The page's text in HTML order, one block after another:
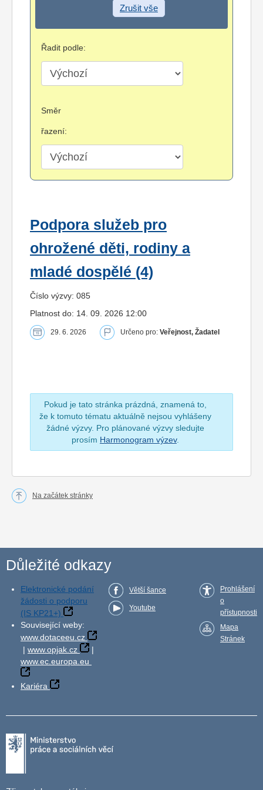
Zrušit vše
Řadit podle:
Směr
řazení:
Podpora služeb pro
ohrožené děti, rodiny a
mladé dospělé (4)
Číslo výzvy: 085
Platnost do: 14. 09. 2026 12:00
29. 6. 2026 Určeno pro: Veřejnost, Žadatel
Pokud je tato stránka prázdná, znamená to,
že k tomuto tématu aktuálně nejsou vyhlášeny
žádné výzvy. Pro plánované výzvy sledujte
prosím Harmonogram výzev.
Na začátek stránky
Důležité odkazy
Elektronické podání
žádosti o podporu
(IS KP21+)
Související weby:
www.dotaceeu.cz
| www.opjak.cz
|
www.ec.europa.eu
Kariéra
Větší šance
Youtube
Prohlášení
o
přístupnosti
Mapa
Stránek